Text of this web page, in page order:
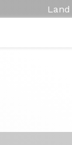
Land